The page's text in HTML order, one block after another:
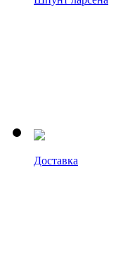
Доставка